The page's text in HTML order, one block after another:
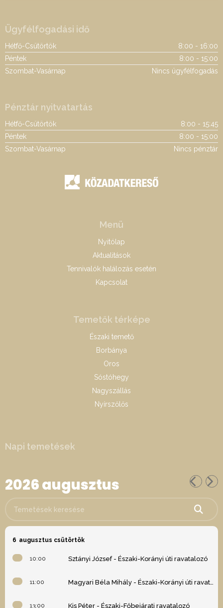
Ügyfélfogadási idő
Hétfő-Csütörtök
8:00 - 16:00
Péntek
8:00 - 15:00
Szombat-Vasárnap
Nincs ügyfélfogadás
Pénztár nyitvatartás
Hétfő-Csütörtök
8:00 - 15:45
Péntek
8:00 - 15:00
Szombat-Vasárnap
Nincs pénztár
Menü
Nyitólap
Aktualitások
Tennivalók halálozás esetén
Kapcsolat
Temetők térképe
Északi temető
Borbánya
Oros
Sóstóhegy
Nagyszállás
Nyírszőlős
Napi temetések
2026 augusztus
6 augusztus csütörtök
10:00 Sztányi József - Északi-Korányi úti ravatalozó
11:00 Magyari Béla Mihály - Északi-Korányi úti ravatalozó
13:00 Kis Péter - Északi-Főbejárati ravatalozó